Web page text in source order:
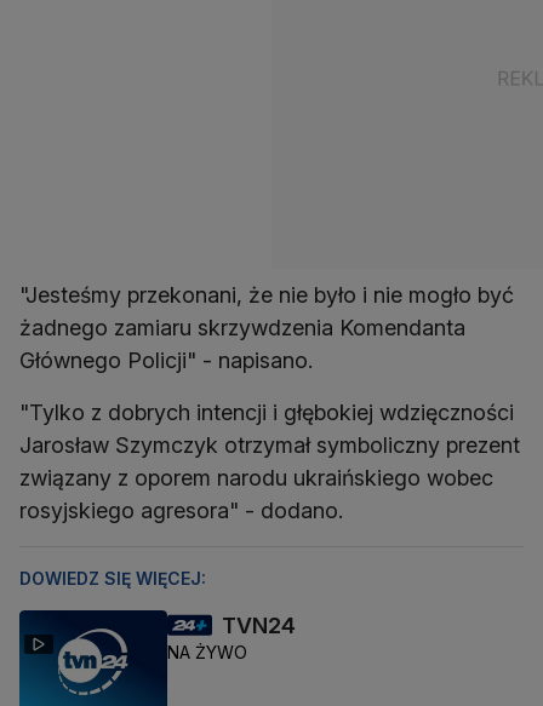
"Jesteśmy przekonani, że nie było i nie mogło być
żadnego zamiaru skrzywdzenia Komendanta
Głównego Policji" - napisano.
"Tylko z dobrych intencji i głębokiej wdzięczności
Jarosław Szymczyk otrzymał symboliczny prezent
związany z oporem narodu ukraińskiego wobec
rosyjskiego agresora" - dodano.
DOWIEDZ SIĘ WIĘCEJ:
TVN24
NA ŻYWO